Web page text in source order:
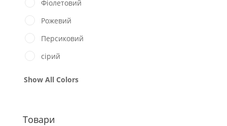
Фіолетовий
Рожевий
Персиковий
сірий
Show All Colors
Товари